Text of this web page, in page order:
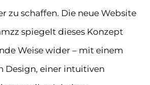
zu schaffen. Die neue Website
spiegelt dieses Konzept
Weise wider – mit einem
Design, einer intuitiven